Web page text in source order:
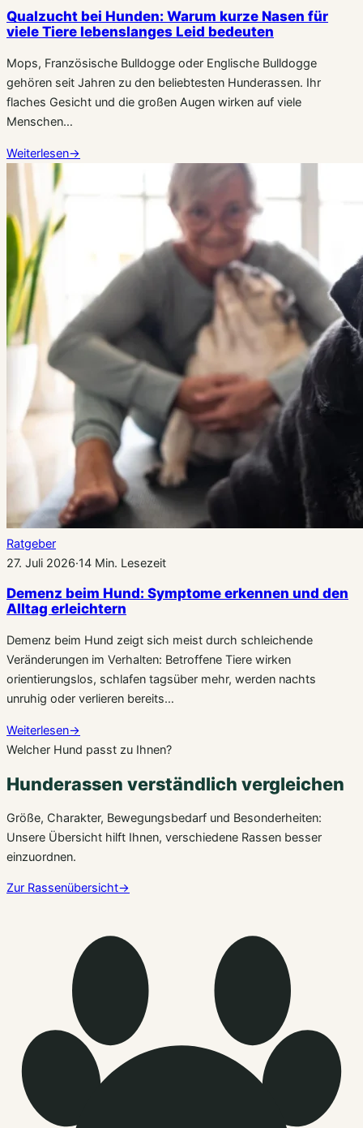
Qualzucht bei Hunden: Warum kurze Nasen für
viele Tiere lebenslanges Leid bedeuten
Mops, Französische Bulldogge oder Englische Bulldogge
gehören seit Jahren zu den beliebtesten Hunderassen. Ihr
flaches Gesicht und die großen Augen wirken auf viele
Menschen…
Weiterlesen→
Ratgeber
27. Juli 2026·14 Min. Lesezeit
Demenz beim Hund: Symptome erkennen und den
Alltag erleichtern
Demenz beim Hund zeigt sich meist durch schleichende
Veränderungen im Verhalten: Betroffene Tiere wirken
orientierungslos, schlafen tagsüber mehr, werden nachts
unruhig oder verlieren bereits…
Weiterlesen→
Welcher Hund passt zu Ihnen?
Hunderassen verständlich vergleichen
Größe, Charakter, Bewegungsbedarf und Besonderheiten:
Unsere Übersicht hilft Ihnen, verschiedene Rassen besser
einzuordnen.
Zur Rassenübersicht→